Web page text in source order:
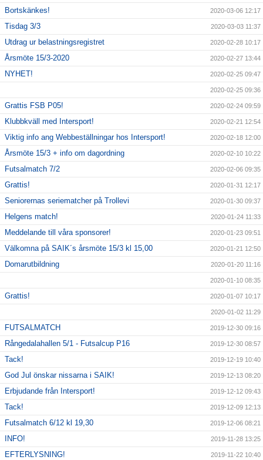
Bortskänkes! 2020-03-06 12:17
Tisdag 3/3 2020-03-03 11:37
Utdrag ur belastningsregistret 2020-02-28 10:17
Årsmöte 15/3-2020 2020-02-27 13:44
NYHET! 2020-02-25 09:47
2020-02-25 09:36
Grattis FSB P05! 2020-02-24 09:59
Klubbkväll med Intersport! 2020-02-21 12:54
Viktig info ang Webbeställningar hos Intersport! 2020-02-18 12:00
Årsmöte 15/3 + info om dagordning 2020-02-10 10:22
Futsalmatch 7/2 2020-02-06 09:35
Grattis! 2020-01-31 12:17
Seniorernas seriematcher på Trollevi 2020-01-30 09:37
Helgens match! 2020-01-24 11:33
Meddelande till våra sponsorer! 2020-01-23 09:51
Välkomna på SAIK´s årsmöte 15/3 kl 15,00 2020-01-21 12:50
Domarutbildning 2020-01-20 11:16
2020-01-10 08:35
Grattis! 2020-01-07 10:17
2020-01-02 11:29
FUTSALMATCH 2019-12-30 09:16
Rångedalahallen 5/1 - Futsalcup P16 2019-12-30 08:57
Tack! 2019-12-19 10:40
God Jul önskar nissarna i SAIK! 2019-12-13 08:20
Erbjudande från Intersport! 2019-12-12 09:43
Tack! 2019-12-09 12:13
Futsalmatch 6/12 kl 19,30 2019-12-06 08:21
INFO! 2019-11-28 13:25
EFTERLYSNING! 2019-11-22 10:40